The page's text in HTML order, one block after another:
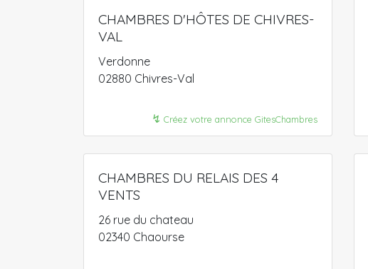
CHAMBRES D'HÔTES DE CHIVRES-
VAL
Verdonne
02880 Chivres-Val
↯ Créez votre annonce GitesChambres
CHAMBRES DU RELAIS DES 4
VENTS
26 rue du chateau
02340 Chaourse